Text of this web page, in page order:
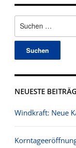
nach:
NEUESTE
Windkraft: Neue